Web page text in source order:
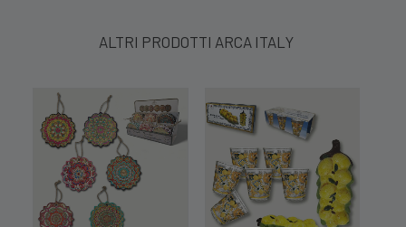
ALTRI PRODOTTI ARCA ITALY